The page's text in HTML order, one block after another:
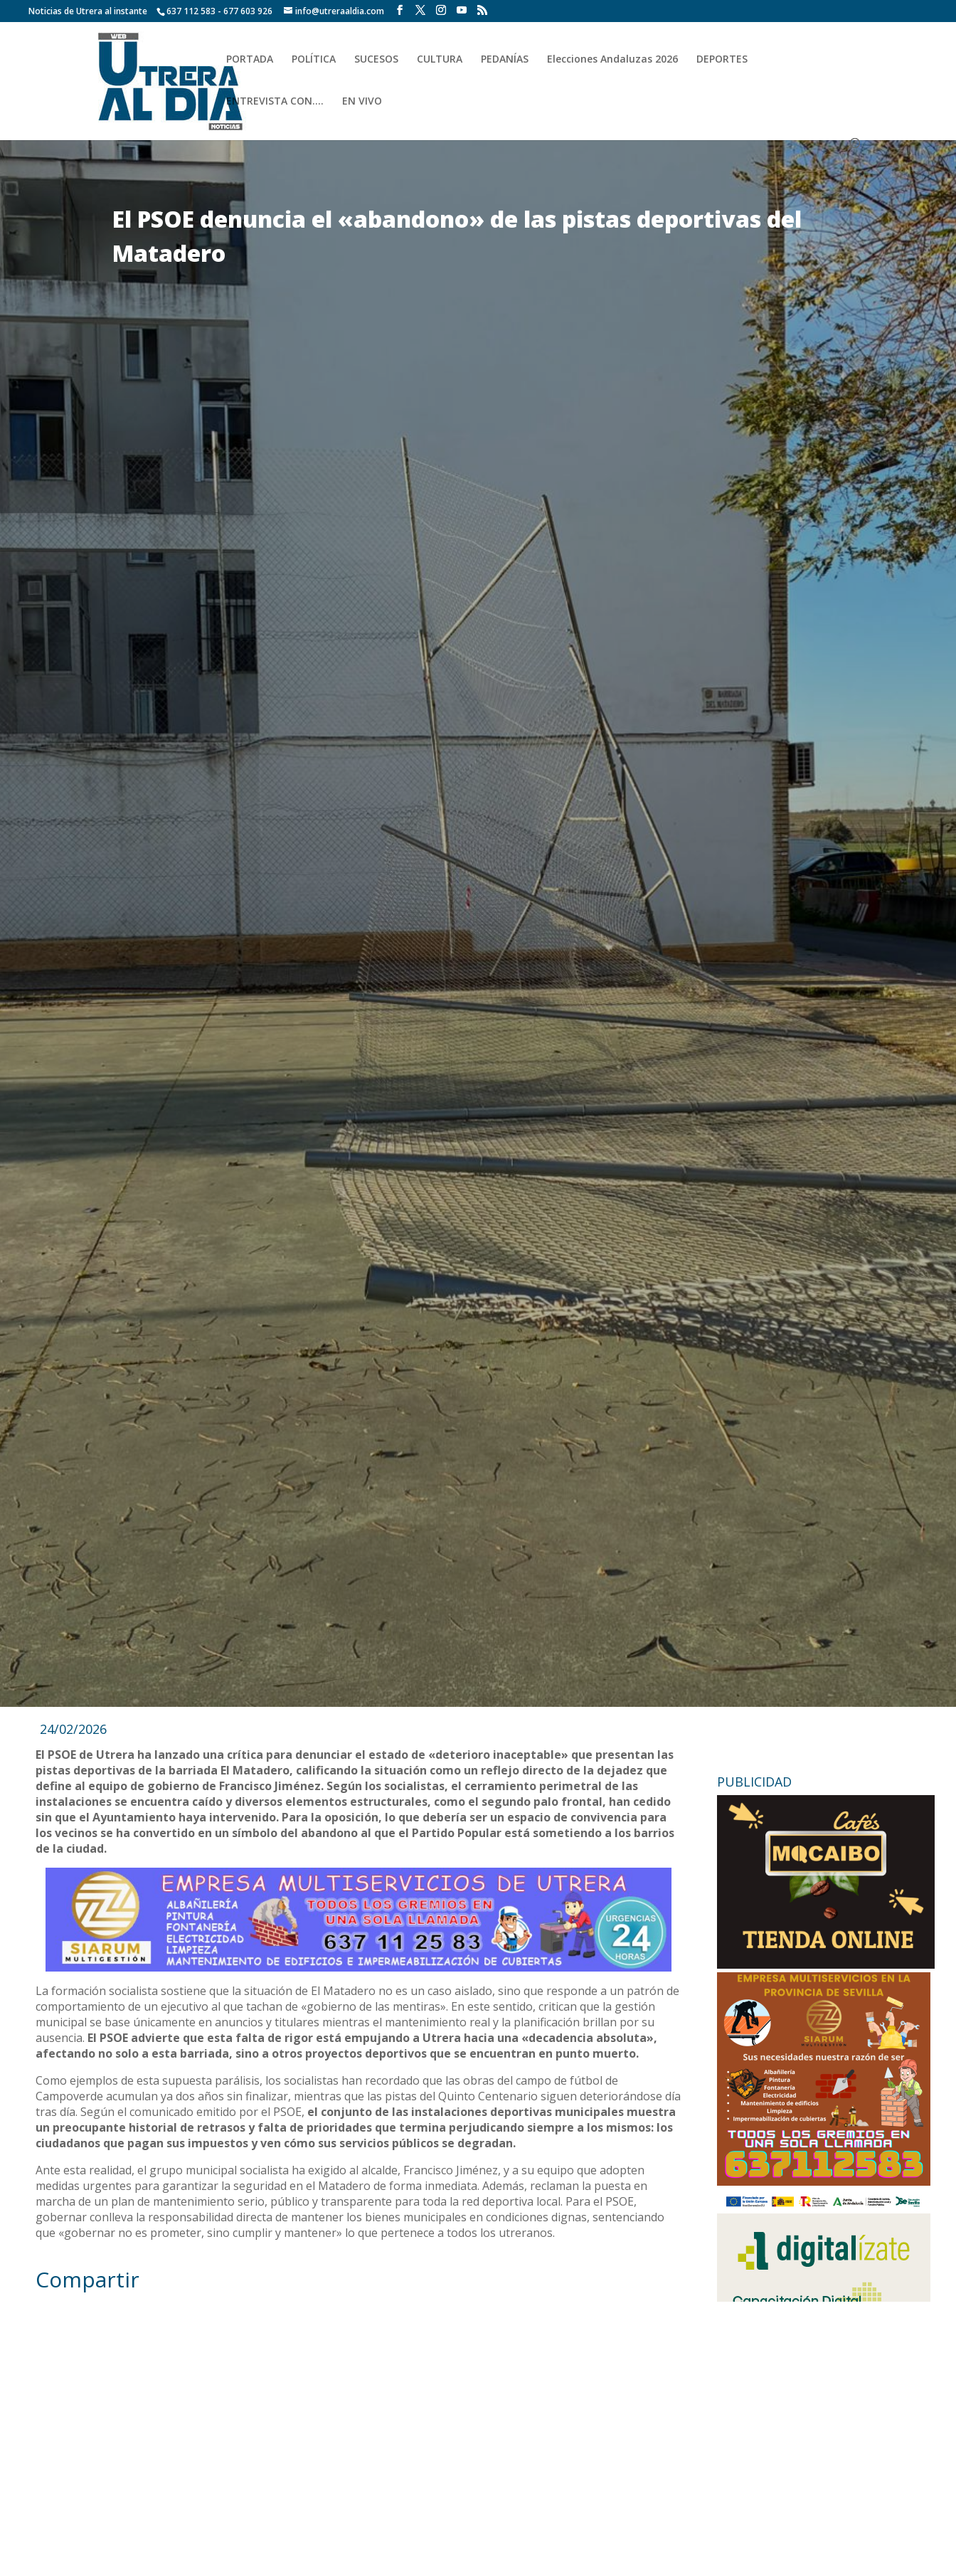
Noticias de Utrera al instante 637 112 583 - 677 603 926 info@utreraaldia.com
PORTADA POLÍTICA SUCESOS CULTURA PEDANÍAS Elecciones Andaluzas 2026 DEPORTES
ENTREVISTA CON…. EN VIVO
El PSOE denuncia el «abandono» de las pistas deportivas del
Matadero
24/02/2026
El PSOE de Utrera ha lanzado una crítica para denunciar el estado de «deterioro inaceptable» que presentan las
pistas deportivas de la barriada El Matadero, calificando la situación como un reflejo directo de la dejadez que
define al equipo de gobierno de Francisco Jiménez. Según los socialistas, el cerramiento perimetral de las
instalaciones se encuentra caído y diversos elementos estructurales, como el segundo palo frontal, han cedido
sin que el Ayuntamiento haya intervenido. Para la oposición, lo que debería ser un espacio de convivencia para
los vecinos se ha convertido en un símbolo del abandono al que el Partido Popular está sometiendo a los barrios
de la ciudad.
La formación socialista sostiene que la situación de El Matadero no es un caso aislado, sino que responde a un patrón de
comportamiento de un ejecutivo al que tachan de «gobierno de las mentiras». En este sentido, critican que la gestión
municipal se base únicamente en anuncios y titulares mientras el mantenimiento real y la planificación brillan por su
ausencia. El PSOE advierte que esta falta de rigor está empujando a Utrera hacia una «decadencia absoluta»,
afectando no solo a esta barriada, sino a otros proyectos deportivos que se encuentran en punto muerto.
Como ejemplos de esta supuesta parálisis, los socialistas han recordado que las obras del campo de fútbol de
Campoverde acumulan ya dos años sin finalizar, mientras que las pistas del Quinto Centenario siguen deteriorándose día
tras día. Según el comunicado emitido por el PSOE, el conjunto de las instalaciones deportivas municipales muestra
un preocupante historial de retrasos y falta de prioridades que termina perjudicando siempre a los mismos: los
ciudadanos que pagan sus impuestos y ven cómo sus servicios públicos se degradan.
Ante esta realidad, el grupo municipal socialista ha exigido al alcalde, Francisco Jiménez, y a su equipo que adopten
medidas urgentes para garantizar la seguridad en el Matadero de forma inmediata. Además, reclaman la puesta en
marcha de un plan de mantenimiento serio, público y transparente para toda la red deportiva local. Para el PSOE,
gobernar conlleva la responsabilidad directa de mantener los bienes municipales en condiciones dignas, sentenciando
que «gobernar no es prometer, sino cumplir y mantener» lo que pertenece a todos los utreranos.
Compartir
PUBLICIDAD